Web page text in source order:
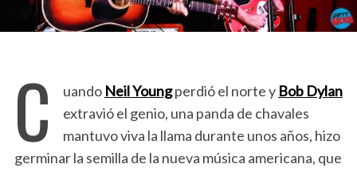
C uando Neil Youngperdió el norte y Bob Dylan
extravió el genio, una panda de chavales
mantuvo viva la llama durante unos años, hizo
germinar la semilla de la nueva música americana, que